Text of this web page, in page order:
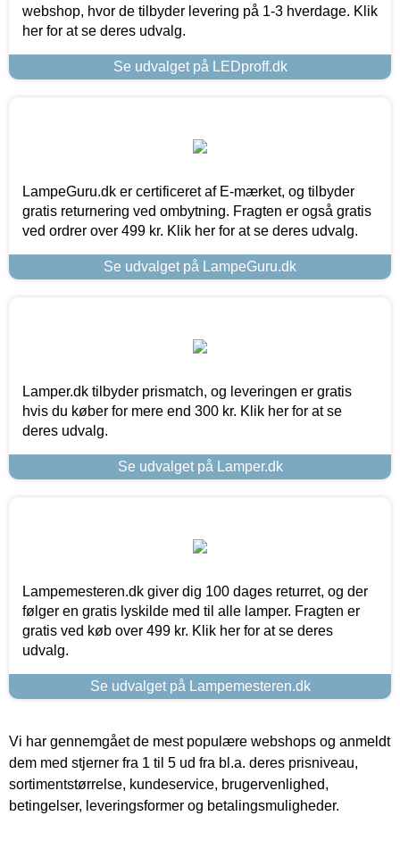
webshop, hvor de tilbyder levering på 1-3 hverdage. Klik
her for at se deres udvalg.
Se udvalget på LEDproff.dk
LampeGuru.dk er certificeret af E-mærket, og tilbyder
gratis returnering ved ombytning. Fragten er også gratis
ved ordrer over 499 kr. Klik her for at se deres udvalg.
Se udvalget på LampeGuru.dk
Lamper.dk tilbyder prismatch, og leveringen er gratis
hvis du køber for mere end 300 kr. Klik her for at se
deres udvalg.
Se udvalget på Lamper.dk
Lampemesteren.dk giver dig 100 dages returret, og der
følger en gratis lyskilde med til alle lamper. Fragten er
gratis ved køb over 499 kr. Klik her for at se deres
udvalg.
Se udvalget på Lampemesteren.dk
Vi har gennemgået de mest populære webshops og anmeldt
dem med stjerner fra 1 til 5 ud fra bl.a. deres prisniveau,
sortimentstørrelse, kundeservice, brugervenlighed,
betingelser, leveringsformer og betalingsmuligheder.